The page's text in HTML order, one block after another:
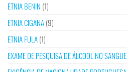
ETNIA BENIN (1)
ETNIA CIGANA(9)
ETNIA FULA(1)
EXAME DE PESQUISA DE ÁLCOOL NO SANGUE